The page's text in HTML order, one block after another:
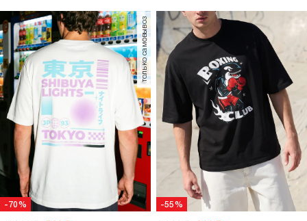
-70%
только самовывоз
-55%